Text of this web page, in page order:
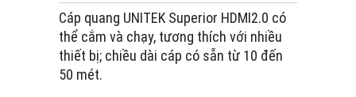
Cáp quang UNITEK Superior HDMI2.0 có
thể cắm và chạy, tương thích với nhiều
thiết bị; chiều dài cáp có sẵn từ 10 đến
50 mét.